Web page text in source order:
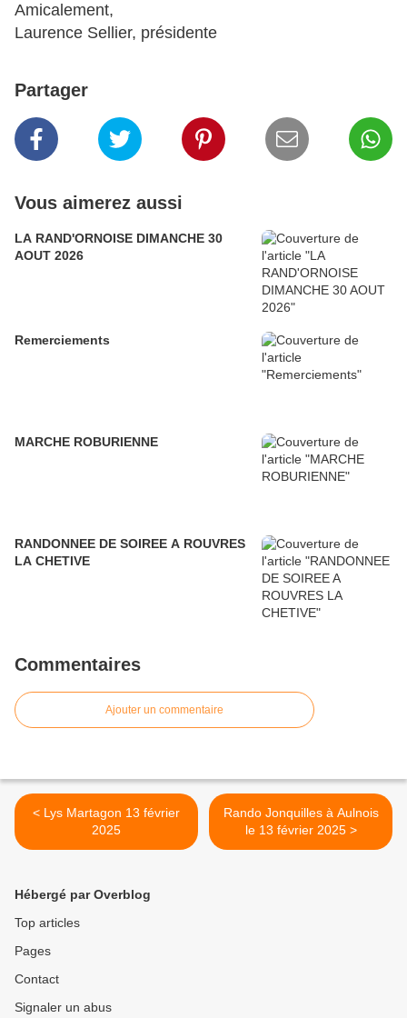
Amicalement,
Laurence Sellier, présidente
Partager
Vous aimerez aussi
LA RAND'ORNOISE DIMANCHE 30
AOUT 2026
Remerciements
MARCHE ROBURIENNE
RANDONNEE DE SOIREE A ROUVRES
LA CHETIVE
Commentaires
Ajouter un commentaire
< Lys Martagon 13 février
2025
Rando Jonquilles à Aulnois
le 13 février 2025 >
Hébergé par Overblog
Top articles
Pages
Contact
Signaler un abus